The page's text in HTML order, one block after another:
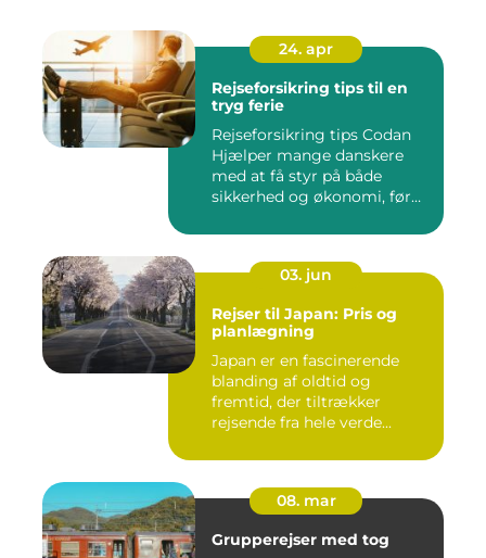
24. apr
Rejseforsikring tips til en
tryg ferie
Rejseforsikring tips Codan
Hjælper mange danskere
med at få styr på både
sikkerhed og økonomi, før
03. jun
Rejser til Japan: Pris og
planlægning
Japan er en fascinerende
blanding af oldtid og
fremtid, der tiltrækker
rejsende fra hele verde...
08. mar
Grupperejser med tog